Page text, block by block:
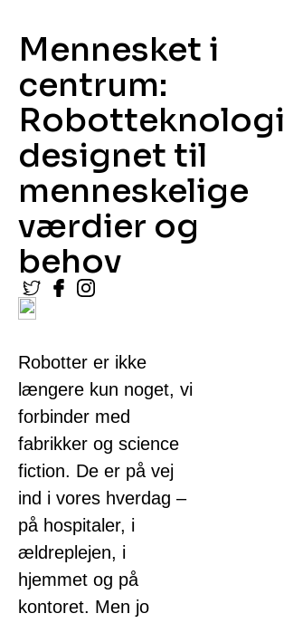
Mennesket i
centrum:
Robotteknologi
designet til
menneskelige
værdier og
behov
Robotter er ikke
længere kun noget, vi
forbinder med
fabrikker og science
fiction. De er på vej
ind i vores hverdag –
på hospitaler, i
ældreplejen, i
hjemmet og på
kontoret. Men jo